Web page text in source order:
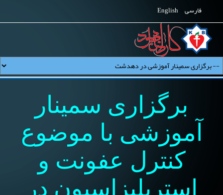
فارسی English
برگزاری سمینار
آموزشی با موضوع
کنترل عفونت و
استریلیزاسیون در